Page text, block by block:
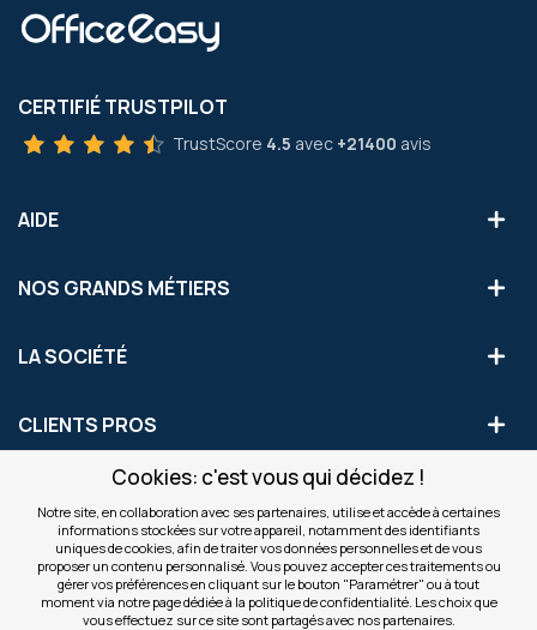
Cookies: c'est vous qui décidez !
Notre site, en collaboration avec ses partenaires, utilise et accède à certaines
informations stockées sur votre appareil, notamment des identifiants
uniques de cookies, afin de traiter vos données personnelles et de vous
proposer un contenu personnalisé. Vous pouvez accepter ces traitements ou
gérer vos préférences en cliquant sur le bouton "Paramétrer" ou à tout
moment via notre page dédiée à la politique de confidentialité. Les choix que
vous effectuez sur ce site sont partagés avec nos partenaires.
CERTIFIÉ TRUSTPILOT
TrustScore 4.5 avec +21400 avis
AIDE
NOS GRANDS MÉTIERS
LA SOCIÉTÉ
CLIENTS PROS
S'INSCRIRE AUX OFFRES COMMERCIALES
Inscription
notre
newsletter
Valider